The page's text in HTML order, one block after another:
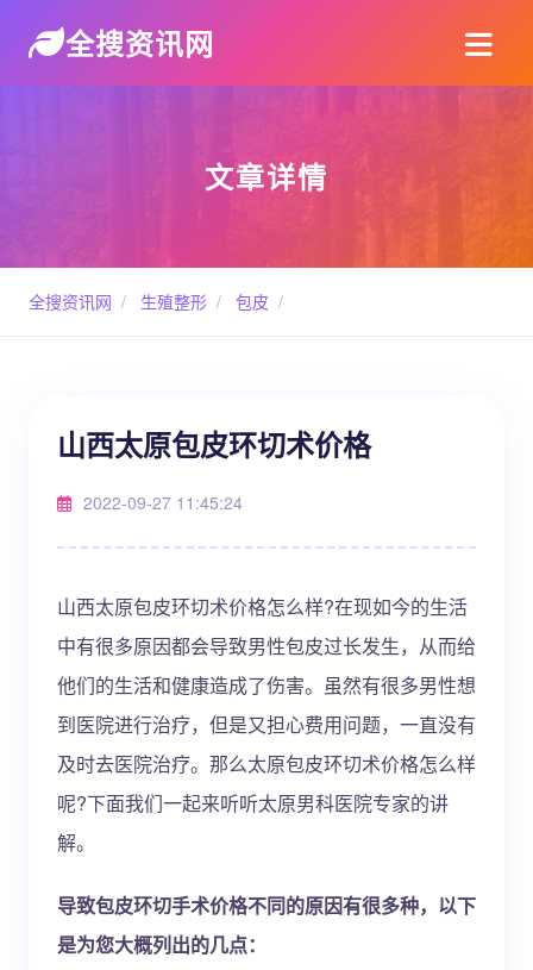
全搜资讯网
文章详情
全搜资讯网 / 生殖整形 / 包皮 /
山西太原包皮环切术价格
2022-09-27 11:45:24
山西太原包皮环切术价格怎么样?在现如今的生活
中有很多原因都会导致男性包皮过长发生，从而给
他们的生活和健康造成了伤害。虽然有很多男性想
到医院进行治疗，但是又担心费用问题，一直没有
及时去医院治疗。那么太原包皮环切术价格怎么样
呢?下面我们一起来听听太原男科医院专家的讲
解。
导致包皮环切手术价格不同的原因有很多种，以下
是为您大概列出的几点：